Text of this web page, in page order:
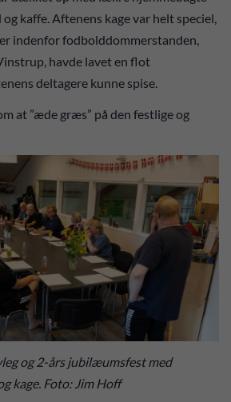
kaffe. Aftenens kage var helt speciel,
indenfor fodbolddommerstanden,
havde lavet en flot
deltagere kunne spise.
at ”æde græs” på den festlige og
og 2-års jubilæumsfest med
kage. Foto: Jim Hoff